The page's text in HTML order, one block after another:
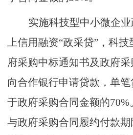
实施科技型中小微企
上信用融资“政采贷” ，科
府采购中标通知书及政府
向合作银行申请贷款，单
于政府采购合同金额的70%
与政府采购合同履约付款